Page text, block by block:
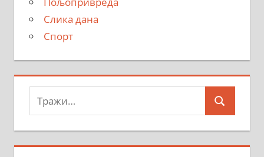
Слика дана
Спорт
Тражи:
Search